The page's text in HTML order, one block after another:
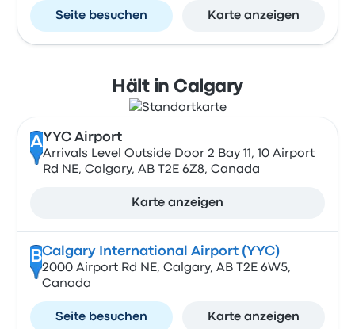
Seite besuchen Karte anzeigen
Hält in Calgary
AYYC Airport
Arrivals Level Outside Door 2 Bay 11, 10 Airport
Rd NE, Calgary, AB T2E 6Z8, Canada
Karte anzeigen
BCalgary International Airport (YYC)
2000 Airport Rd NE, Calgary, AB T2E 6W5,
Canada
Seite besuchen Karte anzeigen